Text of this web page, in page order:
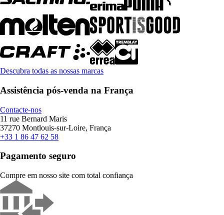
Descubra todas as nossas marcas
Assistência pós-venda na França
Contacte-nos
11 rue Bernard Maris
37270 Montlouis-sur-Loire, França
+33 1 86 47 62 58
Pagamento seguro
Compre em nosso site com total confiança